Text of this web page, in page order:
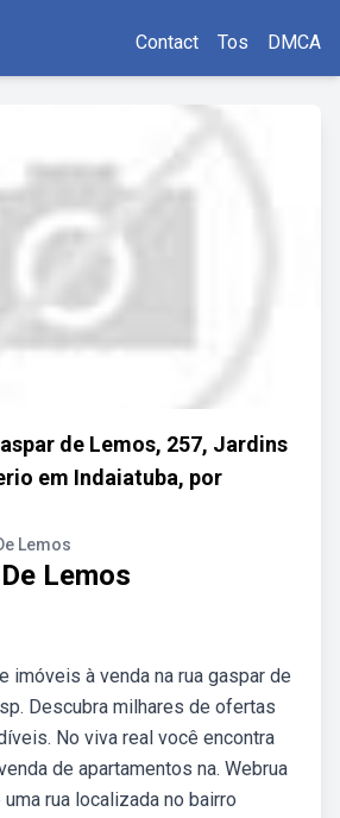
Contact Tos DMCA
de Lemos, 257, Jardins
em Indaiatuba, por
Lemos
Lemos
imóveis à venda na rua gaspar de
Descubra milhares de ofertas
No viva real você encontra
de apartamentos na. Webrua
rua localizada no bairro